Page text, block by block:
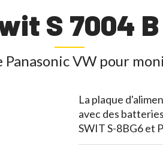
S 7004 B
VW pour
La plaque
avec des
SWIT S-8BG6 et